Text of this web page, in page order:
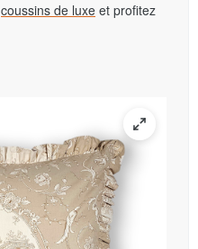
coussins de luxe et profitez